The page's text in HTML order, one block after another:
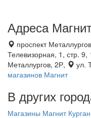
Адреса
проспект
Телевизорная, 1, стр. 9,
Металлургов, 2Р,
ул.
магазинов Магнит
В других
Магазины Магнит Курган